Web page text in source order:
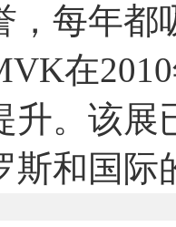
，每年
在
升。该展
斯和国际